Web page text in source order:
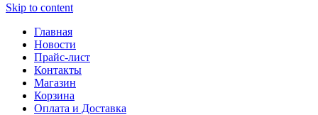
Skip to content
Главная
Новости
Прайс-лист
Контакты
Магазин
Корзина
Оплата и Доставка